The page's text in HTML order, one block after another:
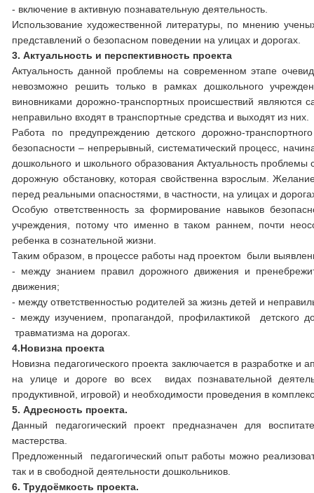
- включение в активную познавательную деятельность.
Использование художественной литературы, по мнению
представлений о безопасном поведении на улицах и дорогах.
3. Актуальность и перспективность проекта
Актуальность данной проблемы на современном этапе
невозможно решить только в рамках дошкольного
виновниками дорожно-транспортных происшествий являются
неправильно входят в транспортные средства и выходят из них.
Работа по предупреждению детского дорожно-
безопасности – непрерывный, систематический процесс,
дошкольного и школьного образования Актуальность
дорожную обстановку, которая свойственна взрослым.
перед реальными опасностями, в частности, на улицах и
Особую ответственность за формирование навыков
учреждения, потому что именно в таком раннем, почти
ребенка в сознательной жизни.
Таким образом, в процессе работы над проектом были
- между знанием правил дорожного движения и
движения;
- между ответственностью родителей за жизнь детей и
- между изучением, пропагандой, профилактикой детского
травматизма на дорогах.
4.Новизна проекта
Новизна педагогического проекта заключается в разработке
на улице и дороге во всех видах познавательной
продуктивной, игровой) и необходимости проведения в
5. Адресность проекта.
Данный педагогический проект предназначен для
мастерства.
Предложенный педагогический опыт работы можно
так и в свободной деятельности дошкольников.
6. Трудоёмкость проекта.